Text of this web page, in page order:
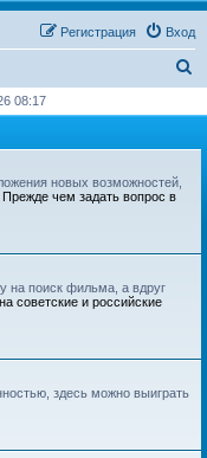
Вход
Регистрация
с
08:17
новых возможностей,
Прежде чем задать вопрос в
на поиск фильма, а вдруг
советские и российские
здесь можно выиграть